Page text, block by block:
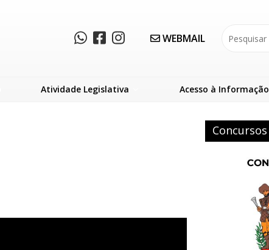
WEBMAIL
Atividade Legislativa Acesso à Informação
Concursos